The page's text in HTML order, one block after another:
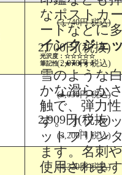
なポストカ
ードなどに
インクジェ
光沢度：☆☆☆☆☆
筆記性：★★★★☆
雪のような
かな滑らか
触で、弾力
す。オフセ
ットプリン
ます。名刺
使用されます
(3,740円 税込)
2,700円(税抜)
(2,970円 税込)
(4,030円 税込)
2,909円(税抜)
(3,200円 税込)
(4,320円 税込)